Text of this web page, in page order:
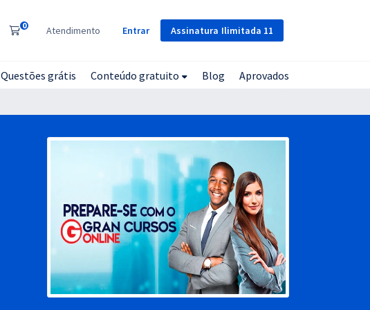
Assinatura Ilimitada 11
0 Atendimento Entrar
Questões grátis Conteúdo gratuito Blog Aprovados